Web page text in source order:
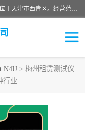
天津市信仪科科技有限公司成立于2013年，注册地位于天津市西青区。经营范围包括计算机软件、电子产品、仪器技术开发、技术转让、技术咨询、技术服务、网络工程、电子监控工程安装等；主要产品有：网络流量测试仪、Ixia XM2、XM12、XGS2、XGS12、400T、1600T、X16网络协议分析仪，Agilent N2X 等等各种型号，欢迎来电咨询。
N4U > 梅州租赁测试仪
行业
Spirent C1
Spirent N4U